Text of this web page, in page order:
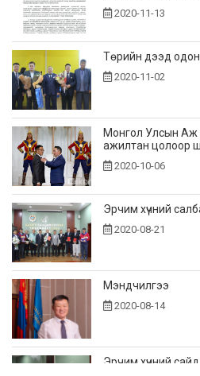
2020-11-13
Төрийн дээд
2020-11-02
Монгол Улсын Аж
ажилтан цолоор
2020-10-06
Эрчим хүчний
2020-08-21
Мэндчилгээ
2020-08-14
Эрчим хүчний